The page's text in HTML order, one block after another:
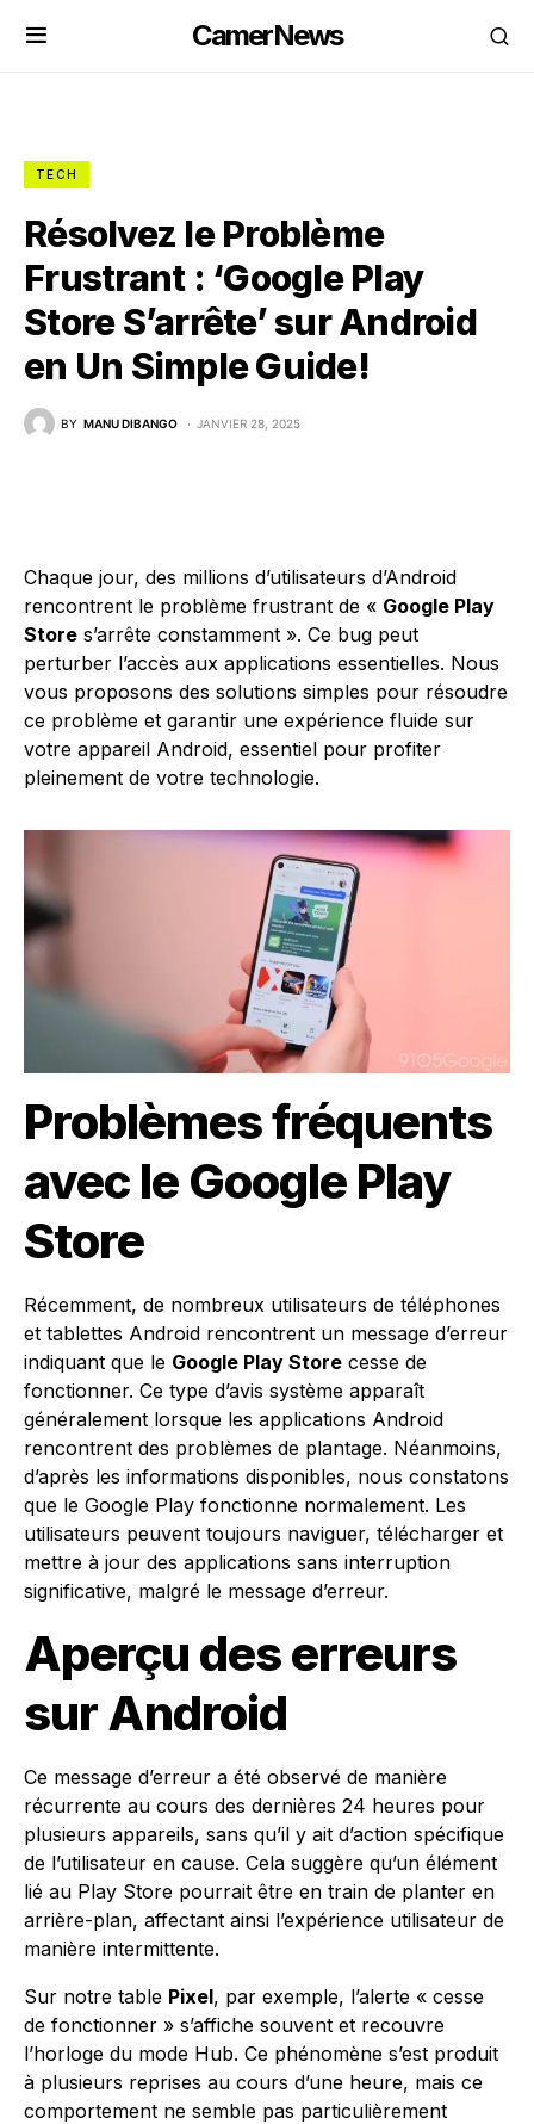
CamerNews
TECH
Résolvez le Problème
Frustrant : ‘Google Play
Store S’arrête’ sur Android
en Un Simple Guide!
BY MANU DIBANGO JANVIER 28, 2025
Chaque jour, des millions d’utilisateurs d’Android
rencontrent le problème frustrant de « Google Play
Store s’arrête constamment ». Ce bug peut
perturber l’accès aux applications essentielles. Nous
vous proposons des solutions simples pour résoudre
ce problème et garantir une expérience fluide sur
votre appareil Android, essentiel pour profiter
pleinement de votre technologie.
Problèmes fréquents
avec le Google Play
Store
Récemment, de nombreux utilisateurs de téléphones
et tablettes Android rencontrent un message d’erreur
indiquant que le Google Play Store cesse de
fonctionner. Ce type d’avis système apparaît
généralement lorsque les applications Android
rencontrent des problèmes de plantage. Néanmoins,
d’après les informations disponibles, nous constatons
que le Google Play fonctionne normalement. Les
utilisateurs peuvent toujours naviguer, télécharger et
mettre à jour des applications sans interruption
significative, malgré le message d’erreur.
Aperçu des erreurs
sur Android
Ce message d’erreur a été observé de manière
récurrente au cours des dernières 24 heures pour
plusieurs appareils, sans qu’il y ait d’action spécifique
de l’utilisateur en cause. Cela suggère qu’un élément
lié au Play Store pourrait être en train de planter en
arrière-plan, affectant ainsi l’expérience utilisateur de
manière intermittente.
Sur notre table Pixel, par exemple, l’alerte « cesse
de fonctionner » s’affiche souvent et recouvre
l’horloge du mode Hub. Ce phénomène s’est produit
à plusieurs reprises au cours d’une heure, mais ce
comportement ne semble pas particulièrement